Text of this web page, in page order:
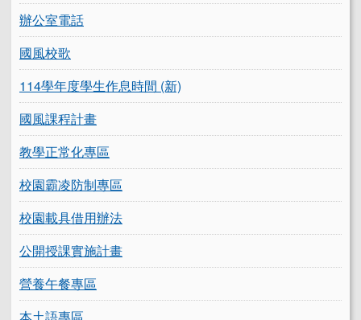
辦公室電話
國風校歌
114學年度學生作息時間 (新)
國風課程計畫
教學正常化專區
校園霸凌防制專區
校園載具借用辦法
公開授課實施計畫
營養午餐專區